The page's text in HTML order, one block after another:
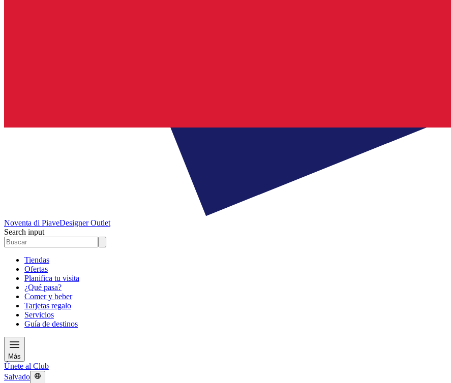
Noventa di PiaveDesigner Outlet
Search input
Tiendas
Ofertas
Planifica tu visita
¿Qué pasa?
Comer y beber
Tarjetas regalo
Servicios
Guía de destinos
Más
Únete al Club
Salvado